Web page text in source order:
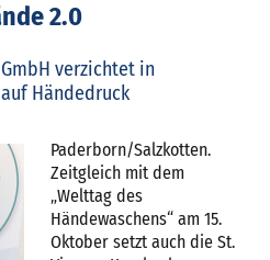
2.0
verzichtet in
Händedruck
Paderborn/Salzkotten.
Zeitgleich mit dem
„Welttag des
Händewaschens“ am 15.
Oktober setzt auch die St.